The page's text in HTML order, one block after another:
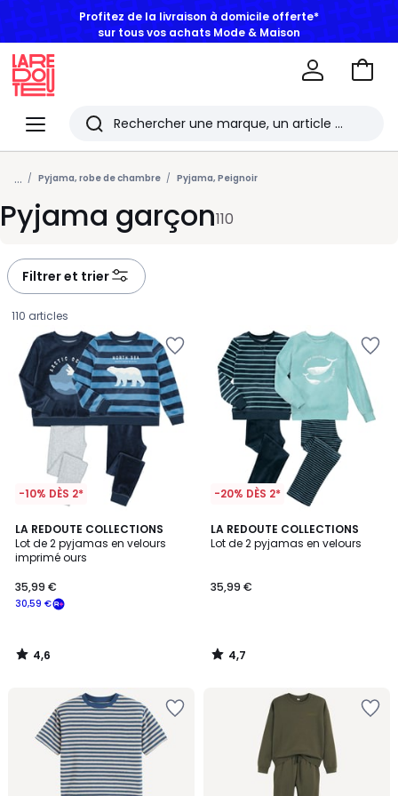
BONS PLANS | Jusqu'à -50% dès 2 articles*
Menu
Redoute
Rechercher
Les
derniers
articles
consultés
Aller
... Pyjama, robe de chambre Pyjama, Peignoir
Pyjama garçon110
Filtrer et trier
110 articles
-10% DÈS 2*
LA REDOUTE COLLECTIONS
Lot de 2 pyjamas en velours
imprimé ours
€
souscrivez
notre
programme
place
30,59 €
35,99 €
4,6
/ 5
4,6
/
-20% DÈS 2*
LA REDOUTE COLLECTIONS
Lot de 2 pyjamas en velours
35,99 €
4,7
/ 5
4,7
/